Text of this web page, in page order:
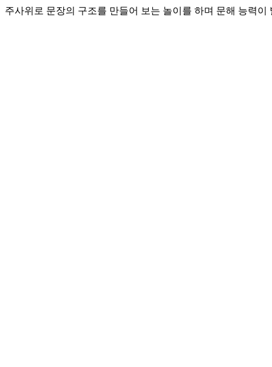
주사위로 문장의 구조를 만들어 보는 놀이를 하며 문해 능력이